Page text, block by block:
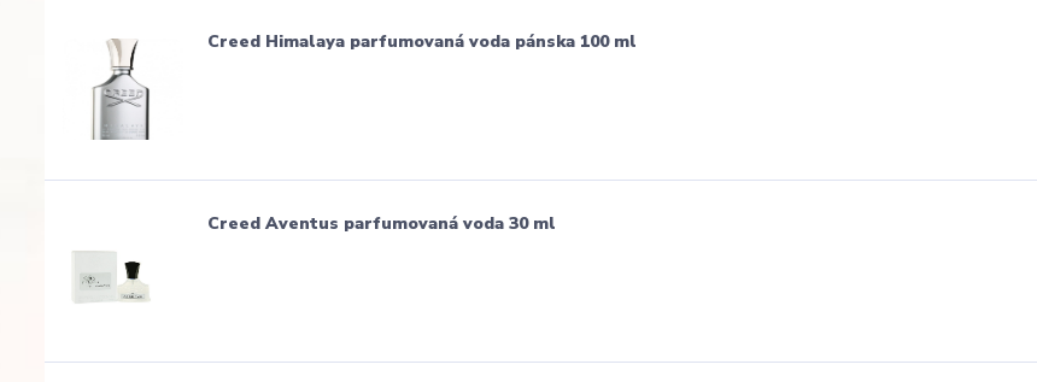
Creed Himalaya parfumovaná voda pánska 100 ml
Creed Aventus parfumovaná voda 30 ml